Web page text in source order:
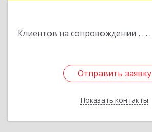
Клиентов на сопровождении
Отправить заявку
Показать контакты
Отправить заявку
Назад